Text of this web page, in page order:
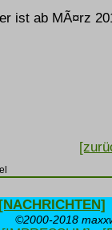
ist ab MÃ¤rz
[NACHRICHTEN]
©2000-2018